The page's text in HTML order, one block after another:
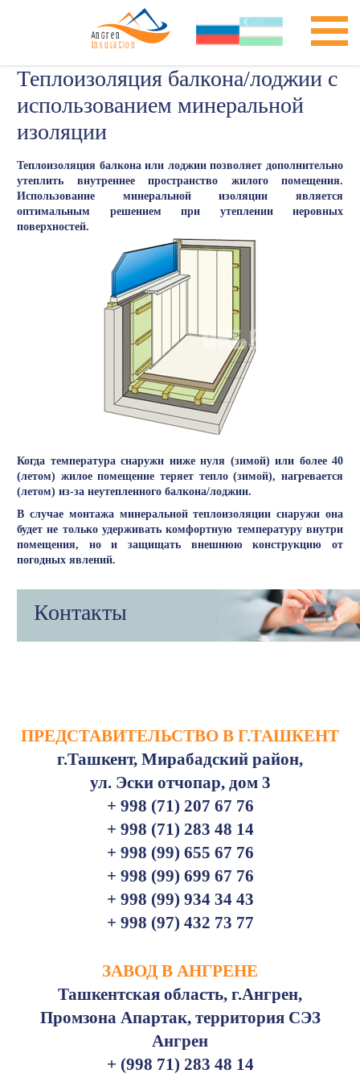
Теплоизоляция балкона/лоджии с
использованием минеральной
изоляции
Теплоизоляция балкона или лоджии позволяет дополнительно
утеплить внутреннее пространство жилого помещения.
Использование минеральной изоляции является
оптимальным решением при утеплении неровных
поверхностей.
Когда температура снаружи ниже нуля (зимой) или более 40
(летом) жилое помещение теряет тепло (зимой), нагревается
(летом) из-за неутепленного балкона/лоджии.
В случае монтажа минеральной теплоизоляции снаружи она
будет не только удерживать комфортную температуру внутри
помещения, но и защищать внешнюю конструкцию от
погодных явлений.
Контакты
ПРЕДСТАВИТЕЛЬСТВО В Г.ТАШКЕНТ
г.Ташкент, Мирабадский район,
ул. Эски отчопар, дом 3
+ 998 (71) 207 67 76
+ 998 (71) 283 48 14
+ 998 (99) 655 67 76
+ 998 (99) 699 67 76
+ 998 (99) 934 34 43
+ 998 (97) 432 73 77
ЗАВОД В АНГРЕНЕ
Ташкентская область, г.Ангрен,
Промзона Апартак, территория СЭЗ
Ангрен
+ (998 71) 283 48 14